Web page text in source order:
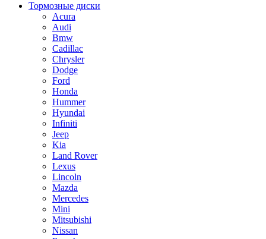
Тормозные диски
Acura
Audi
Bmw
Cadillac
Chrysler
Dodge
Ford
Honda
Hummer
Hyundai
Infiniti
Jeep
Kia
Land Rover
Lexus
Lincoln
Mazda
Mercedes
Mini
Mitsubishi
Nissan